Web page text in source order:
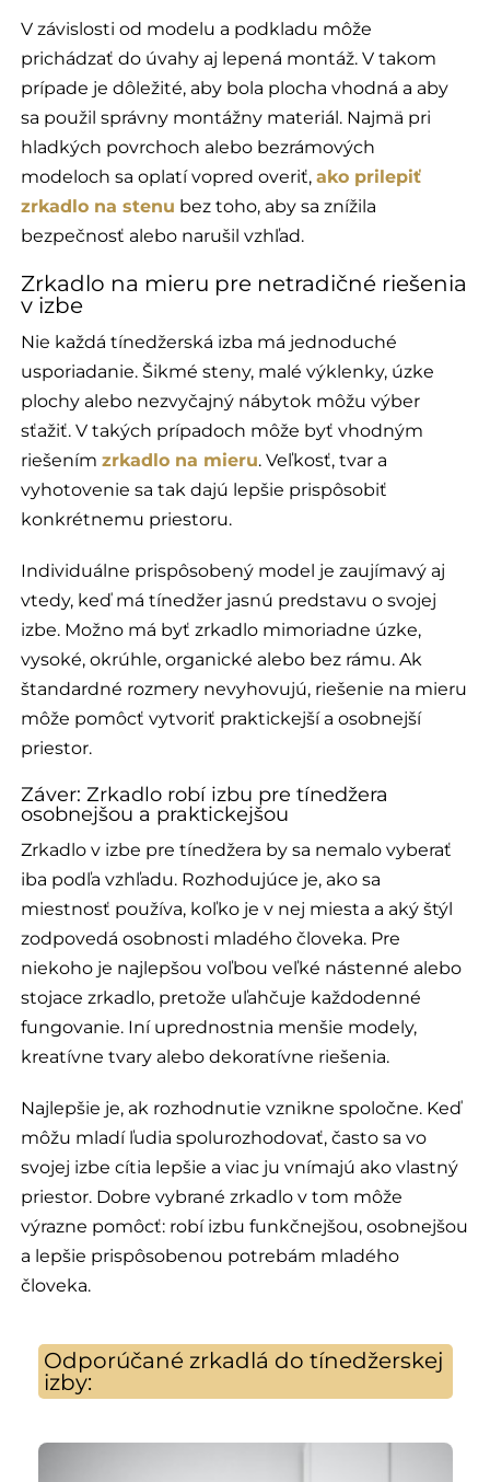
V závislosti od modelu a podkladu môže
prichádzať do úvahy aj lepená montáž. V takom
prípade je dôležité, aby bola plocha vhodná a aby
sa použil správny montážny materiál. Najmä pri
hladkých povrchoch alebo bezrámových
modeloch sa oplatí vopred overiť,ako prilepiť
zrkadlo na stenu bez toho, aby sa znížila
bezpečnosť alebo narušil vzhľad.
Zrkadlo na mieru pre netradičné riešenia
v izbe
Nie každá tínedžerská izba má jednoduché
usporiadanie. Šikmé steny, malé výklenky, úzke
plochy alebo nezvyčajný nábytok môžu výber
sťažiť. V takých prípadoch môže byť vhodným
riešenímzrkadlo na mieru. Veľkosť, tvar a
vyhotovenie sa tak dajú lepšie prispôsobiť
konkrétnemu priestoru.
Individuálne prispôsobený model je zaujímavý aj
vtedy, keď má tínedžer jasnú predstavu o svojej
izbe. Možno má byť zrkadlo mimoriadne úzke,
vysoké, okrúhle, organické alebo bez rámu. Ak
štandardné rozmery nevyhovujú, riešenie na mieru
môže pomôcť vytvoriť praktickejší a osobnejší
priestor.
Záver: Zrkadlo robí izbu pre tínedžera
osobnejšou a praktickejšou
Zrkadlo v izbe pre tínedžera by sa nemalo vyberať
iba podľa vzhľadu. Rozhodujúce je, ako sa
miestnosť používa, koľko je v nej miesta a aký štýl
zodpovedá osobnosti mladého človeka. Pre
niekoho je najlepšou voľbou veľké nástenné alebo
stojace zrkadlo, pretože uľahčuje každodenné
fungovanie. Iní uprednostnia menšie modely,
kreatívne tvary alebo dekoratívne riešenia.
Najlepšie je, ak rozhodnutie vznikne spoločne. Keď
môžu mladí ľudia spolurozhodovať, často sa vo
svojej izbe cítia lepšie a viac ju vnímajú ako vlastný
priestor. Dobre vybrané zrkadlo v tom môže
výrazne pomôcť: robí izbu funkčnejšou, osobnejšou
a lepšie prispôsobenou potrebám mladého
človeka.
Odporúčané zrkadlá do tínedžerskej
izby: